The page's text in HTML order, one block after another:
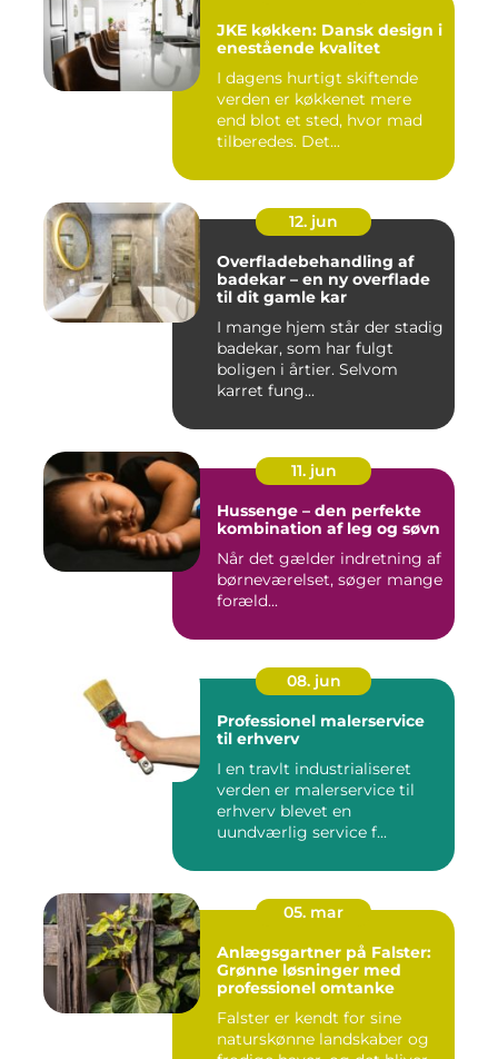
JKE køkken: Dansk design i
enestående kvalitet
I dagens hurtigt skiftende
verden er køkkenet mere
end blot et sted, hvor mad
tilberedes. Det...
12. jun
Overfladebehandling af
badekar – en ny overflade
til dit gamle kar
I mange hjem står der stadig
badekar, som har fulgt
boligen i årtier. Selvom
karret fung...
11. jun
Hussenge – den perfekte
kombination af leg og søvn
Når det gælder indretning af
børneværelset, søger mange
foræld...
08. jun
Professionel malerservice
til erhverv
I en travlt industrialiseret
verden er malerservice til
erhverv blevet en
uundværlig service f...
05. mar
Anlægsgartner på Falster:
Grønne løsninger med
professionel omtanke
Falster er kendt for sine
naturskønne landskaber og